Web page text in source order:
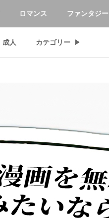
ロマンス ファンタジー
成人 カテゴリー